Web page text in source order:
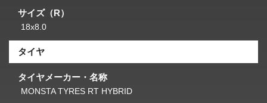
サイズ（R）
18x8.0
タイヤ
タイヤメーカー・名称
MONSTA TYRES RT HYBRID